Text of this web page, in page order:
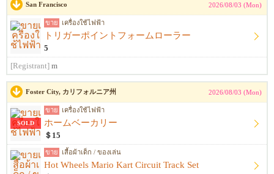
San Francisco 2026/08/03 (Mon)
ขาย เครื่องใช้ไฟฟ้า
トリガーポイントフォームローラー
5
[Registrant] m
Foster City, カリフォルニア州 2026/08/03 (Mon)
SOLD
ขาย เครื่องใช้ไฟฟ้า
ホームベーカリー
＄15
ขาย เสื้อผ้าเด็ก / ของเล่น
Hot Wheels Mario Kart Circuit Track Set